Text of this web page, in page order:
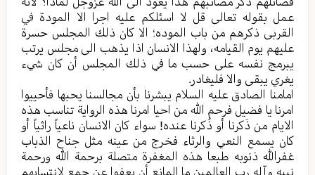
عمل بقوله تعالی قل لا اسئلکم علیه اجرا الا المودة في
القربی ذکرهم من باب الموده؛ الا کان ذلك المجلس حسرة
علیهم یوم القیامه، ولهذا الانسان اذا یذهب الی مجلس یرتب
یبرمج نفسه علی حسب ما في ذلك المجلس أن کان شيء
یغري یبقی والا فلیغادر.
امامنا الصادق علیه السلام یبشرنا بأن مجالسنا یحبها فأحییوا
امرنا یا فضیل فرحم الله من احیا امرنا هذه الروایة تناسب هذه
الایام من ذَکرنا أو ذُکرنا عنده! سواء کان الانسان ناعیاً راثیاً أو
کان یسمع النعي والرثاء فخرج من عینه مثل جناح الذباب
غفرالله ذنوبه طبعا هذه المغفرة متصلة برحمة الله ورحمة
نبیه وآله رب العالمین ما المانع أن یعفوا عن جمع لإنتسابهم